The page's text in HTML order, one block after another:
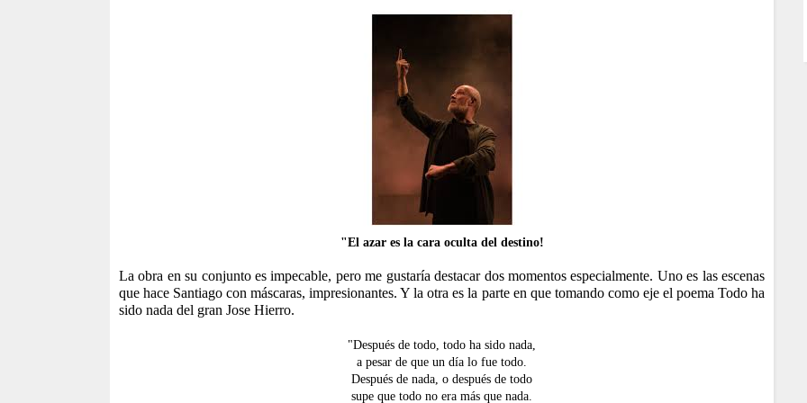
"El azar es la cara oculta del destino!
La obra en su conjunto es impecable, pero me gustaría destacar dos momentos especialmente. Uno es las escenas
que hace Santiago con máscaras, impresionantes. Y la otra es la parte en que tomando como eje el poema Todo ha
sido nada del gran Jose Hierro.
"Después de todo, todo ha sido nada,
a pesar de que un día lo fue todo.
Después de nada, o después de todo
supe que todo no era más que nada.